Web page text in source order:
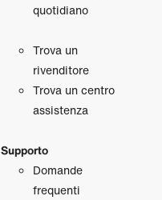
quotidiano
Trova un
rivenditore
Trova un centro
assistenza
Supporto
Domande
frequenti